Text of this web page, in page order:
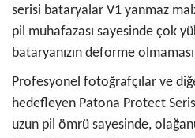
serisi bataryalar V1 yanmaz
pil muhafazası sayesinde çok
bataryanızın deforme
Profesyonel fotoğrafçılar ve
hedefleyen Patona Protect
uzun pil ömrü sayesinde,